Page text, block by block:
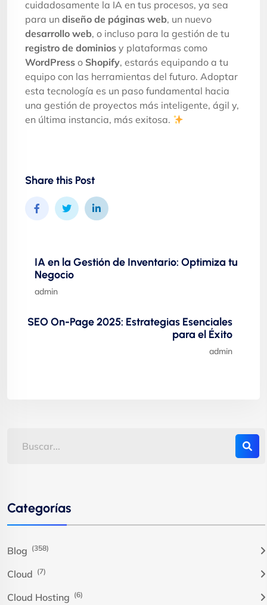
cuidadosamente la IA en tus procesos, ya sea
para un diseño de páginas web, un nuevo
desarrollo web, o incluso para la gestión de tu
registro de dominios y plataformas como
WordPress o Shopify, estarás equipando a tu
equipo con las herramientas del futuro. Adoptar
esta tecnología es un paso fundamental hacia
una gestión de proyectos más inteligente, ágil y,
en última instancia, más exitosa.
Share this Post
IA en la Gestión de Inventario: Optimiza tu
Negocio
admin
SEO On-Page 2025: Estrategias Esenciales
para el Éxito
admin
Categorías
Blog (358)
Cloud (7)
Cloud Hosting (6)